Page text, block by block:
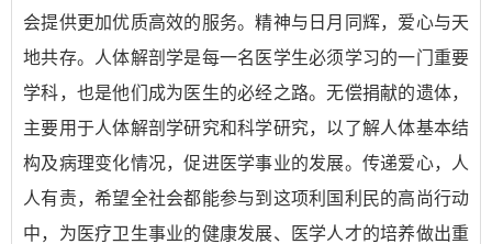
会提供更加优质高效的服务。精神与日月同辉，爱心与天
地共存。人体解剖学是每一名医学生必须学习的一门重要
学科，也是他们成为医生的必经之路。无偿捐献的遗体，
主要用于人体解剖学研究和科学研究，以了解人体基本结
构及病理变化情况，促进医学事业的发展。传递爱心，人
人有责，希望全社会都能参与到这项利国利民的高尚行动
中，为医疗卫生事业的健康发展、医学人才的培养做出重